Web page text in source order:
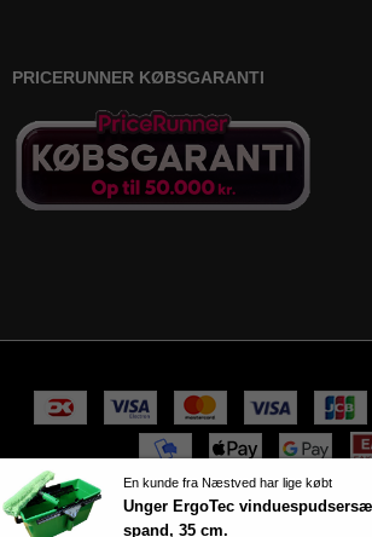
PRICERUNNER KØBSGARANTI
100% sikker handel
En kunde fra Næstved har lige købt
Unger ErgoTec
spand, 35 cm.